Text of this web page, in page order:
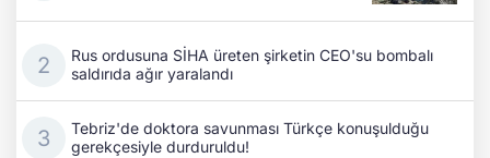
Rus ordusuna SİHA üreten şirketin CEO'su bombalı
saldırıda ağır yaralandı
Tebriz'de doktora savunması Türkçe konuşulduğu
gerekçesiyle durduruldu!